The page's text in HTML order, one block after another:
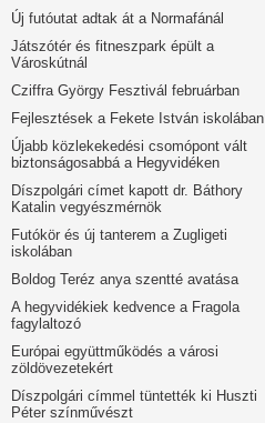
Új futóutat adtak át a Normafánál
Játszótér és fitneszpark épült a
Városkútnál
Cziffra György Fesztivál februárban
Fejlesztések a Fekete István iskolában
Újabb közlekekedési csomópont vált
biztonságosabbá a Hegyvidéken
Díszpolgári címet kapott dr. Báthory
Katalin vegyészmérnök
Futókör és új tanterem a Zugligeti
iskolában
Boldog Teréz anya szentté avatása
A hegyvidékiek kedvence a Fragola
fagylaltozó
Európai együttműködés a városi
zöldövezetekért
Díszpolgári címmel tüntették ki Huszti
Péter színművészt